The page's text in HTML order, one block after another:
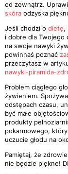
od zewnątrz.
skóra odzyska
Jeśli chodzi o dietę,
i dobre dla Twojego
na swoje nawyki
powinnaś poznać
przeczytasz w
nawyki-piramida-
Problem ciągłego
żywieniem.
odstępach czasu,
być małe
produkty
pokarmowego,
uczucie głodu na
Pamiętaj, że
nie będzie piękne!